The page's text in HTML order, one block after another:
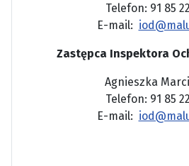
Telefon: 91 85
E-mail:
Zastępca Inspektora
Agnieszka
Telefon: 91 85
E-mail: